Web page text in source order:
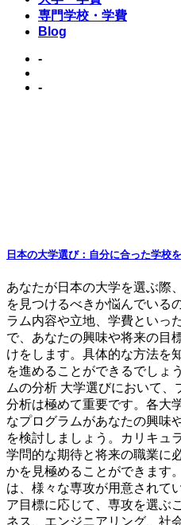
専門学校・学費
Blog
-
-
日本の大学選び：自分に合った学校
あなたが日本の大学を選ぶ際
を見つけるべきか悩んでいる
ラム内容や立地、学費といっ
で、あなたの興味や将来の目
けをします。具体的な方法を
を進めることができるでしょ
ムの分析 大学選びにおいて
分析は極めて重要です。各大
なプログラムがあなたの興味
を検討しましょう。カリキュ
学問的な期待と将来の職業に
かを見極めることができます
は、様々な専攻が用意されて
ア目標に応じて、専攻を選ぶ
ネス、エンジニアリング、社